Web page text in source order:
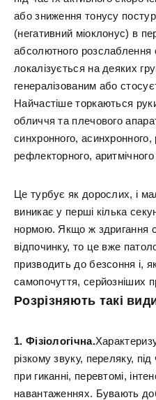
або зниження тонусу
(негативний міоклонус) в
абсолютного розслаблення
локалізується на деяких
генералізованим або
Найчастіше торкаються
обличчя та плечового
синхронного, асинхронного,
рефлекторного, аритмічного
Це турбує як дорослих, і
виникає у перші кілька
нормою. Якщо ж здригання
відпочинку, то це вже
призводить до безсоння і,
самопочуття, серйозніших
Розрізняють такі
1. Фізіологічна.
різкому звуку, переляку,
при гиканні, перевтомі,
навантаженнях. Бувають